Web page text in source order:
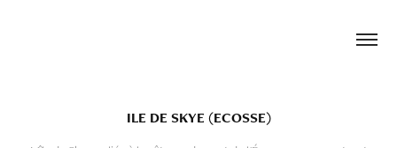
ILE DE SKYE (ECOSSE)